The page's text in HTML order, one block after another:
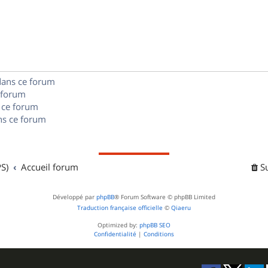
e
ce forum
forum
ce forum
Accueil forum
Développé par phpBB® Forum Software © phpBB Limited
Traduction française officielle © Qiaeru
Optimized by: phpBB SEO
Confidentialité | Conditions